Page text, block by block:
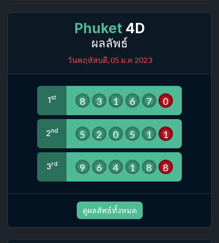
Phuket 4D
ผลลัพธ์
วันพฤหัสบดี, 05 ม.ค 2023
1st 8 3 1 6 7 0
2nd 5 2 0 5 1 1
3rd 9 6 4 1 8 8
ดูผลลัพธ์ทั้งหมด